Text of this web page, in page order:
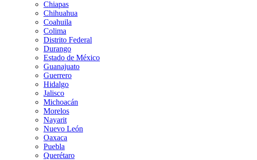
Chiapas
Chihuahua
Coahuila
Colima
Distrito Federal
Durango
Estado de México
Guanajuato
Guerrero
Hidalgo
Jalisco
Michoacán
Morelos
Nayarit
Nuevo León
Oaxaca
Puebla
Querétaro